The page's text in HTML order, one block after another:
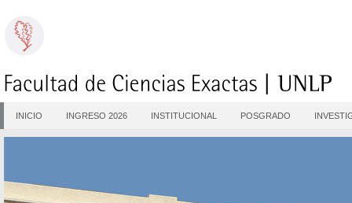
INICIO INGRESO 2026 INSTITUCIONAL POSGRADO